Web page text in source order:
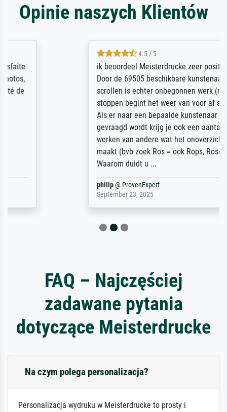
Opinie naszych Klientów
4.5 / 5
ik beoordeel Meisterdrucke zeer positief.
Door de 69505 beschikbare kunstenaars
scrollen is echter onbegonnen werk (na
stoppen begint het weer van voor af aan).
Als er naar een bepaalde kunstenaar
gevraagd wordt krijg je ook een aantal
werken van andere wat het onoverzichtelijk
maakt (bvb zoek Ros = ook Rops, Rose etc).
Waarom duidt u ...
ProvenExpert
September 23, 2025
FAQ – Najczęściej
zadawane pytania
dotyczące Meisterdrucke
Na czym polega personalizacja?
Personalizacja wydruku w Meisterdrucke to prosty i